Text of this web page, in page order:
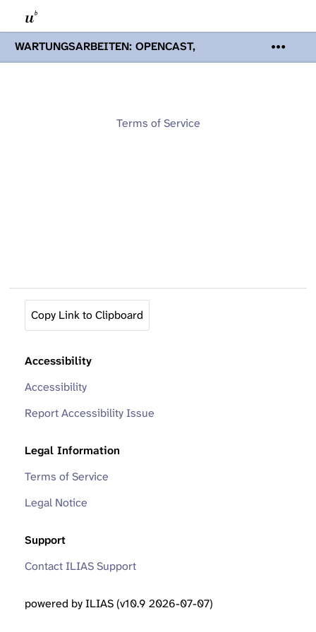
WARTUNGSARBEITEN: OPENCAST,
PODCASTS & TOBIRA
Mi 19. August
Opencast-Videos und Tobira nicht zur
Terms of Service
Copy Link to Clipboard
Accessibility
Accessibility
Report Accessibility Issue
Legal Information
Terms of Service
Legal Notice
Support
Contact ILIAS Support
powered by ILIAS (v10.9 2026-07-07)